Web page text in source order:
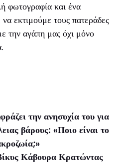
φωτογραφία και ένα
εκτιμούμε τους πατεράδες
την αγάπη μας όχι μόνο
την ανησυχία του για
βάρους: «Ποιο είναι το
Κάβουρα Κρατώντας